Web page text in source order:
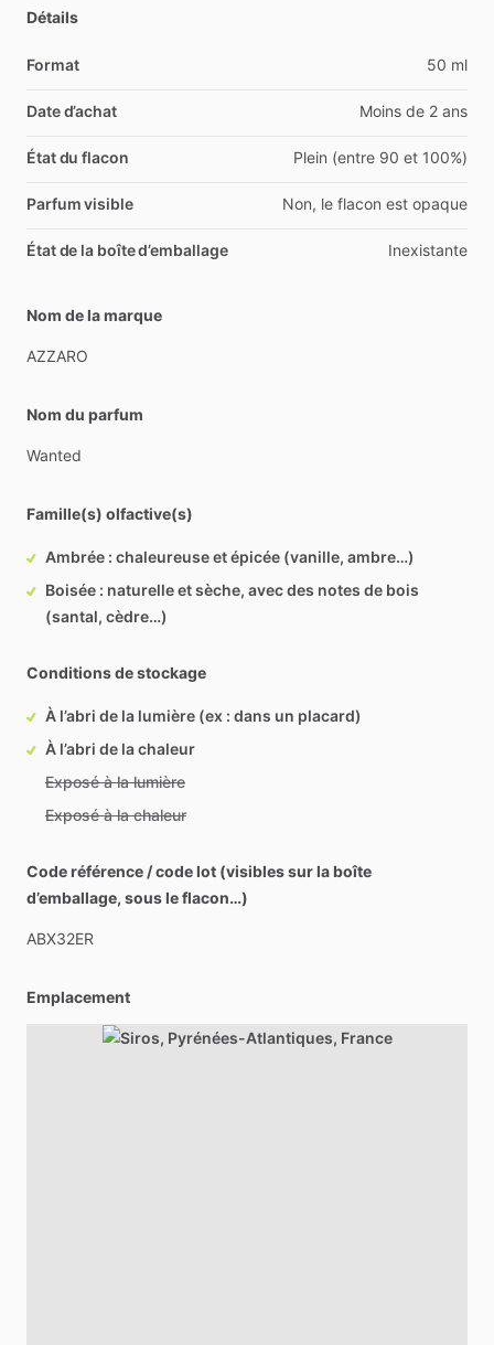
Détails
Format 50 ml
Date d’achat Moins de 2 ans
État du flacon Plein (entre 90 et 100%)
Parfum visible Non, le flacon est opaque
État de la boîte d’emballage Inexistante
Nom de la marque
AZZARO
Nom du parfum
Wanted
Famille(s) olfactive(s)
Ambrée : chaleureuse et épicée (vanille, ambre…)
Boisée : naturelle et sèche, avec des notes de bois
(santal, cèdre…)
Conditions de stockage
À l’abri de la lumière (ex : dans un placard)
À l’abri de la chaleur
Exposé à la lumière
Exposé à la chaleur
Code référence / code lot (visibles sur la boîte
d’emballage, sous le flacon…)
ABX32ER
Emplacement